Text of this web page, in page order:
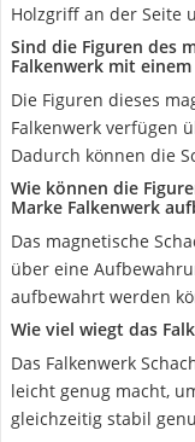
Holzgriff an der Seite
Sind die Figuren des
Falkenwerk mit
Die Figuren dieses
Falkenwerk verfügen
Dadurch können die
Wie können die
Marke Falkenwerk
Das magnetische
über eine
aufbewahrt werden
Wie viel wiegt das
Das Falkenwerk
leicht genug macht,
gleichzeitig stabil